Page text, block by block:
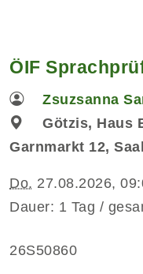
ÖIF
Zsuzsanna
Götzis, Haus
Garnmarkt 12,
Do. 27.08.2026,
Dauer: 1 Tag /
26S50860